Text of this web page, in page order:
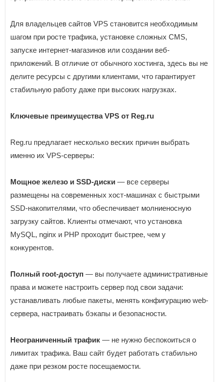
Для владельцев сайтов VPS становится необходимым
шагом при росте трафика, установке сложных CMS,
запуске интернет-магазинов или создании веб-
приложений. В отличие от обычного хостинга, здесь вы не
делите ресурсы с другими клиентами, что гарантирует
стабильную работу даже при высоких нагрузках.
Ключевые преимущества VPS от Reg.ru
Reg.ru предлагает несколько веских причин выбрать
именно их VPS-серверы:
Мощное железо и SSD-диски — все серверы
размещены на современных хост-машинах с быстрыми
SSD-накопителями, что обеспечивает молниеносную
загрузку сайтов. Клиенты отмечают, что установка
MySQL, nginx и PHP проходит быстрее, чем у
конкурентов.
Полный root-доступ — вы получаете административные
права и можете настроить сервер под свои задачи:
устанавливать любые пакеты, менять конфигурацию web-
сервера, настраивать бэкапы и безопасности.
Неограниченный трафик — не нужно беспокоиться о
лимитах трафика. Ваш сайт будет работать стабильно
даже при резком росте посещаемости.